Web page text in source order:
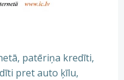
patēriņa kredīti,
pret auto ķīlu,